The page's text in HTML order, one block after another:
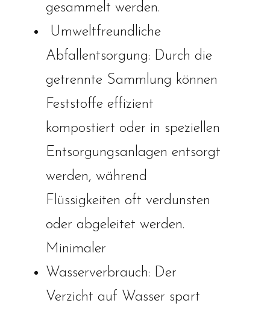
gesammelt werden.
Umweltfreundliche
Abfallentsorgung: Durch die
getrennte Sammlung können
Feststoffe effizient
kompostiert oder in speziellen
Entsorgungsanlagen entsorgt
werden, während
Flüssigkeiten oft verdunsten
oder abgeleitet werden.
Minimaler
Wasserverbrauch: Der
Verzicht auf Wasser spart